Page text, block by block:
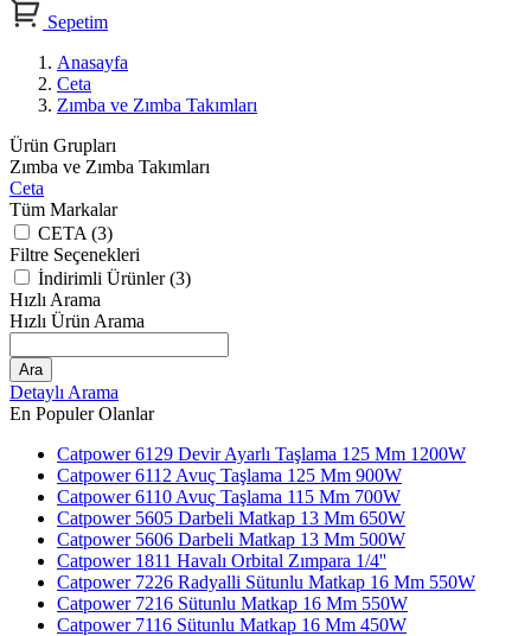
Sepetim
Anasayfa
Ceta
Zımba ve Zımba Takımları
Ürün Grupları
Zımba ve Zımba Takımları
Ceta
Tüm Markalar
CETA (3)
Filtre Seçenekleri
İndirimli Ürünler (3)
Hızlı Arama
Hızlı Ürün Arama
Ara
Detaylı Arama
En Populer Olanlar
Catpower 6129 Devir Ayarlı Taşlama 125 Mm 1200W
Catpower 6112 Avuç Taşlama 125 Mm 900W
Catpower 6110 Avuç Taşlama 115 Mm 700W
Catpower 5605 Darbeli Matkap 13 Mm 650W
Catpower 5606 Darbeli Matkap 13 Mm 500W
Catpower 1811 Havalı Orbital Zımpara 1/4''
Catpower 7226 Radyalli Sütunlu Matkap 16 Mm 550W
Catpower 7216 Sütunlu Matkap 16 Mm 550W
Catpower 7116 Sütunlu Matkap 16 Mm 450W